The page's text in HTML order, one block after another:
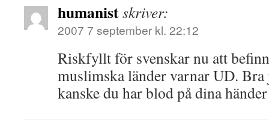
humanistskriver:
2007 7 september kl. 22:12
Riskfyllt för svenskar nu att
muslimska länder varnar UD.
kanske du har blod på dina